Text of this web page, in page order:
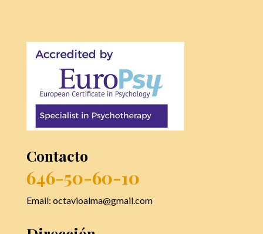
Contacto
646-50-60-10
Email: octavioalma@gmail.com